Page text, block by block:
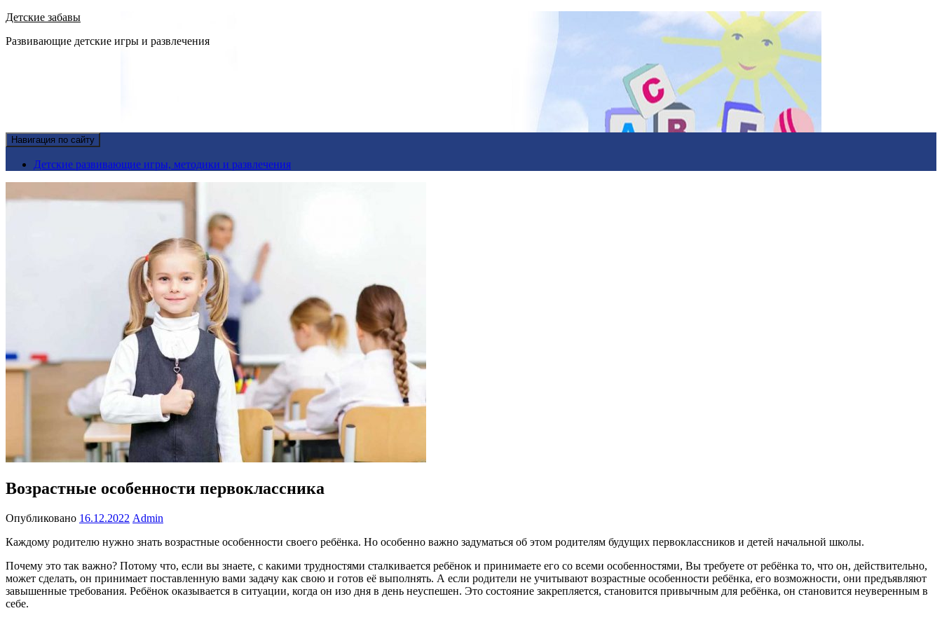
Детские забавы
Развивающие детские игры и развлечения
Навигация по сайту
Детские развивающие игры, методики и развлечения
Возрастные особенности первоклассника
Опубликовано 16.12.2022 Admin
Каждому родителю нужно знать возрастные особенности своего ребёнка. Но особенно важно задуматься об этом родителям будущих первоклассников и детей начальной школы.
Почему это так важно? Потому что, если вы знаете, с какими трудностями сталкивается ребёнок и принимаете его со всеми особенностями, Вы требуете от ребёнка то, что он, действительно,
может сделать, он принимает поставленную вами задачу как свою и готов её выполнять. А если родители не учитывают возрастные особенности ребёнка, его возможности, они предъявляют
завышенные требования. Ребёнок оказывается в ситуации, когда он изо дня в день неуспешен. Это состояние закрепляется, становится привычным для ребёнка, он становится неуверенным в
себе.